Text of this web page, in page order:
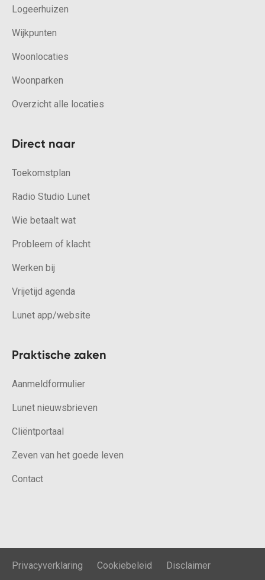
Logeerhuizen
Wijkpunten
Woonlocaties
Woonparken
Overzicht alle locaties
Direct naar
Toekomstplan
Radio Studio Lunet
Wie betaalt wat
Probleem of klacht
Werken bij
Vrijetijd agenda
Lunet app/website
Praktische zaken
Aanmeldformulier
Lunet nieuwsbrieven
Cliëntportaal
Zeven van het goede leven
Contact
Privacyverklaring Cookiebeleid Disclaimer